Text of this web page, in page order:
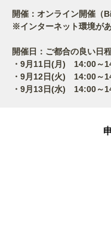
開催：オンライン開催（
※インターネット環境が
開催日：ご都合の良い日
・9月11日(月) 14:00～
・9月12日(火) 14:00～
・9月13日(水) 14:00～